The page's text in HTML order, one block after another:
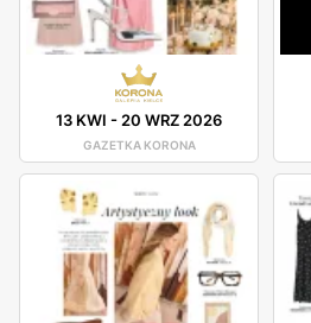
13 KWI -20 WRZ 2026
GAZETKA KORONA